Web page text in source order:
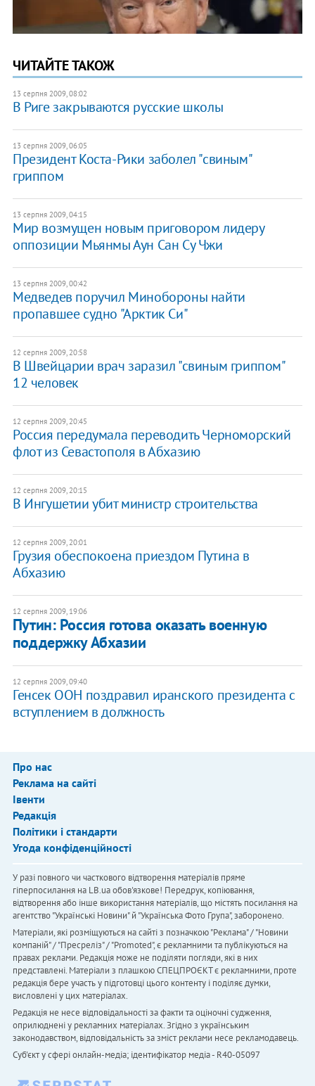
ЧИТАЙТЕ ТАКОЖ
13 серпня 2009, 08:02
В Риге закрываются русские школы
13 серпня 2009, 06:05
Президент Коста-Рики заболел "свиным"
гриппом
13 серпня 2009, 04:15
Мир возмущен новым приговором лидеру
оппозиции Мьянмы Аун Сан Су Чжи
13 серпня 2009, 00:42
Медведев поручил Минобороны найти
пропавшее судно "Арктик Си"
12 серпня 2009, 20:58
В Швейцарии врач заразил "свиным гриппом"
12 человек
12 серпня 2009, 20:45
Россия передумала переводить Черноморский
флот из Севастополя в Абхазию
12 серпня 2009, 20:15
В Ингушетии убит министр строительства
12 серпня 2009, 20:01
Грузия обеспокоена приездом Путина в
Абхазию
12 серпня 2009, 19:06
Путин: Россия готова оказать военную
поддержку Абхазии
12 серпня 2009, 09:40
Генсек ООН поздравил иранского президента с
вступлением в должность
Про нас
Реклама на сайті
Івенти
Редакція
Політики і стандарти
Угода конфіденційності
У разі повного чи часткового відтворення матеріалів пряме
гіперпосилання на LB.ua обов'язкове! Передрук, копіювання,
відтворення або інше використання матеріалів, що містять посилання на
агентство "Українськi Новини" й "Українська Фото Група", заборонено.
Матеріали, які розміщуються на сайті з позначкою "Реклама" / "Новини
компаній" / "Пресреліз" / "Promoted", є рекламними та публікуються на
правах реклами. Редакція може не поділяти погляди, які в них
представлені. Матеріали з плашкою СПЕЦПРОЄКТ є рекламними, проте
редакція бере участь у підготовці цього контенту і поділяє думки,
висловлені у цих матеріалах.
Редакція не несе відповідальності за факти та оціночні судження,
оприлюднені у рекламних матеріалах. Згідно з українським
законодавством, відповідальність за зміст реклами несе рекламодавець.
Cуб'єкт у сфері онлайн-медіа; ідентифікатор медіа - R40-05097